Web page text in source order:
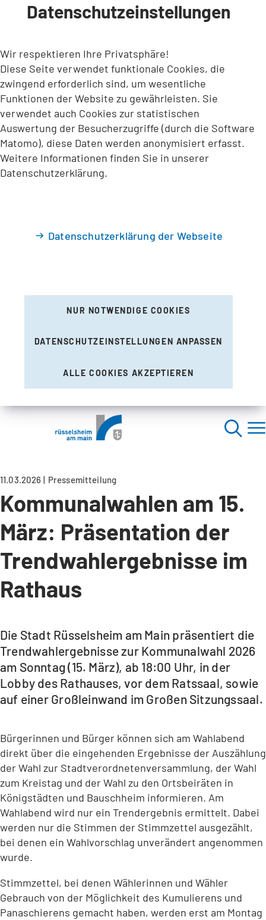
INHALT ANSPRINGEN
Datenschutzeinstellungen
Wir respektieren Ihre Privatsphäre!
Diese Seite verwendet funktionale Cookies, die
zwingend erforderlich sind, um wesentliche
Funktionen der Website zu gewährleisten. Sie
verwendet auch Cookies zur statistischen
Auswertung der Besucherzugriffe (durch die Software
Matomo), diese Daten werden anonymisiert erfasst.
Weitere Informationen finden Sie in unserer
Datenschutzerklärung.
Datenschutzerklärung der Webseite
NUR NOTWENDIGE COOKIES
DATENSCHUTZEINSTELLUNGEN ANPASSEN
ALLE COOKIES AKZEPTIEREN
11.03.2026 Pressemitteilung
Kommunalwahlen am 15.
März: Präsentation der
Trendwahlergebnisse im
Rathaus
Die Stadt Rüsselsheim am Main präsentiert die
Trendwahlergebnisse zur Kommunalwahl 2026
am Sonntag (15. März), ab 18:00 Uhr, in der
Lobby des Rathauses, vor dem Ratssaal, sowie
auf einer Großleinwand im Großen Sitzungssaal.
Bürgerinnen und Bürger können sich am Wahlabend
direkt über die eingehenden Ergebnisse der Auszählung
der Wahl zur Stadtverordnetenversammlung, der Wahl
zum Kreistag und der Wahl zu den Ortsbeiräten in
Königstädten und Bauschheim informieren. Am
Wahlabend wird nur ein Trendergebnis ermittelt. Dabei
werden nur die Stimmen der Stimmzettel ausgezählt,
bei denen ein Wahlvorschlag unverändert angenommen
wurde.
Stimmzettel, bei denen Wählerinnen und Wähler
Gebrauch von der Möglichkeit des Kumulierens und
Panaschierens gemacht haben, werden erst am Montag